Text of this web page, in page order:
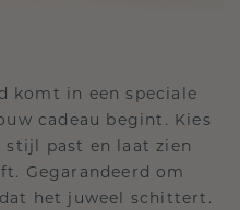
komt in een speciale
cadeau begint. Kies
past en laat zien
Gegarandeerd om
het juweel schittert.